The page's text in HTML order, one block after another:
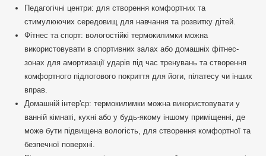
Педагогічні центри: для створення комфортних та
стимулюючих середовищ для навчання та розвитку дітей.
Фітнес та спорт: вологостійкі термокилимки можна
використовувати в спортивних залах або домашніх фітнес-
зонах для амортизації ударів під час тренувань та створення
комфортного підлогового покриття для йоги, пілатесу чи інших
вправ.
Домашній інтер'єр: термокилимки можна використовувати у
ванній кімнаті, кухні або у будь-якому іншому приміщенні, де
може бути підвищена вологість, для створення комфортної та
безпечної поверхні.